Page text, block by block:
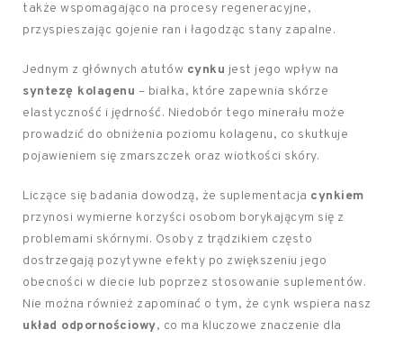
także wspomagająco na procesy regeneracyjne,
przyspieszając gojenie ran i łagodząc stany zapalne.
Jednym z głównych atutów cynku jest jego wpływ na
syntezę kolagenu – białka, które zapewnia skórze
elastyczność i jędrność. Niedobór tego minerału może
prowadzić do obniżenia poziomu kolagenu, co skutkuje
pojawieniem się zmarszczek oraz wiotkości skóry.
Liczące się badania dowodzą, że suplementacja cynkiem
przynosi wymierne korzyści osobom borykającym się z
problemami skórnymi. Osoby z trądzikiem często
dostrzegają pozytywne efekty po zwiększeniu jego
obecności w diecie lub poprzez stosowanie suplementów.
Nie można również zapominać o tym, że cynk wspiera nasz
układ odpornościowy, co ma kluczowe znaczenie dla